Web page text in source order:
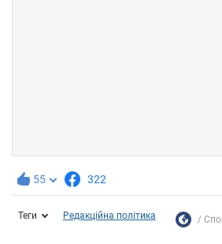
55 322
Теги Редакційна політика